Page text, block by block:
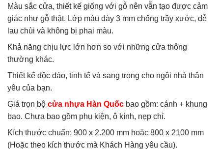
Màu sắc cửa, thiết kế giống với gỗ nên vẫn tạo được cảm
giác như gỗ thật. Lớp màu dày 3 mm chống trầy xước, dễ
lau chùi và không bị phai màu.
Khả năng chịu lực lớn hơn so với những cửa thông
thường khác.
Thiết kế độc đáo, tinh tế và sang trọng cho ngôi nhà thân
yêu của bạn.
Giá trọn bộ cửa nhựa Hàn Quốc bao gồm: cánh + khung
bao. Chưa bao gồm phụ kiện, ô kính, nẹp chỉ.
Kích thước chuẩn: 900 x 2.200 mm hoặc 800 x 2100 mm
(Hoặc theo kích thước mà Khách Hàng yêu cầu).